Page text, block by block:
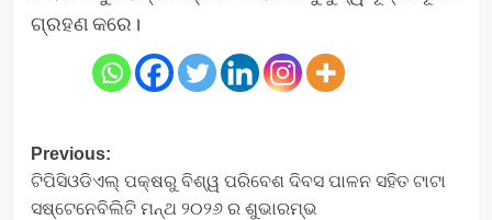
ଗ୍ରହଣ କରେ।
Post
navigation
Previous:
ଟିପିସିଓଡିଏଲ୍ ପକ୍ଷରୁ ବିଶ୍ୱ ପରିବେଶ ଦିବସ ପାଳନ ସହିତ ଟାଟା
ସଷ୍ଟେନେବିଲିଟି ମନ୍ଥ ୨୦୨୬ ର ଶୁଭାରମ୍ଭ